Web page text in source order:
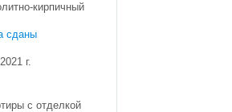
кирпичный
сданы
г.
с отделкой